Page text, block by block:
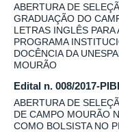
ABERTURA DE
GRADUAÇÃO DO
LETRAS INGLÊS
PROGRAMA
DOCÊNCIA DA
MOURÃO
Edital n. 008/2017-
ABERTURA DE
DE CAMPO MOURÃO
COMO BOLSISTA NO